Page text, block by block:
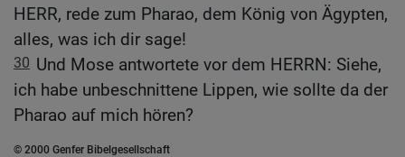
HERR, rede zum Pharao, dem König von Ägypten,
alles, was ich dir sage!
30 Und Mose antwortete vor dem HERRN: Siehe,
ich habe unbeschnittene Lippen, wie sollte da der
Pharao auf mich hören?
© 2000 Genfer Bibelgesellschaft